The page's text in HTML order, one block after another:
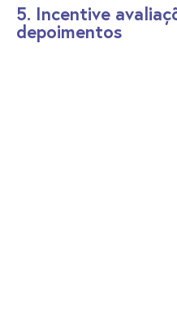
5. Incentive
depoimentos